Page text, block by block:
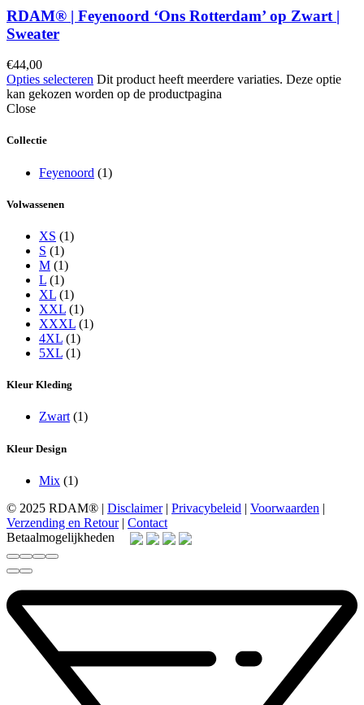
RDAM® | Feyenoord ‘Ons Rotterdam’ op Zwart |
Sweater
€44,00
Opties selecteren Dit product heeft meerdere variaties. Deze optie
kan gekozen worden op de productpagina
Close
Collectie
Feyenoord (1)
Volwassenen
XS (1)
S (1)
M (1)
L (1)
XL (1)
XXL (1)
XXXL (1)
4XL (1)
5XL (1)
Kleur Kleding
Zwart (1)
Kleur Design
Mix (1)
© 2025 RDAM® | Disclaimer| Privacybeleid | Voorwaarden |
Verzending en Retour| Contact
Betaalmogelijkheden